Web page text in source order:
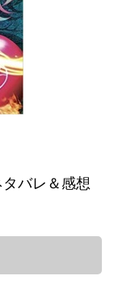
バレ＆感想